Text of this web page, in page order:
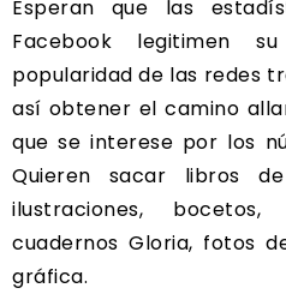
Esperan que las
Facebook legitimen
popularidad de las redes
así obtener el camino
que se interese por los
Quieren sacar libros
ilustraciones,
cuadernos Gloria, fotos
gráfica.